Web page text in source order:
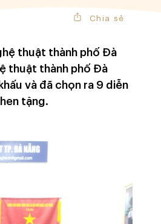
Chia sẻ
thuật thành phố Đà
thuật thành phố Đà
và đã chọn ra 9 diễn
tặng.